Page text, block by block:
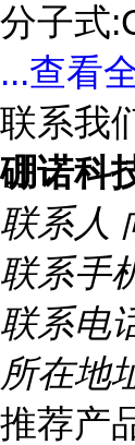
分子式
...查看
联系我
硼诺科
联系人
联系手
联系电
所在地
推荐产